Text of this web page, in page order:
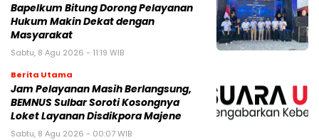
Bapelkum Bitung Dorong Pelayanan
Hukum Makin Dekat dengan
Masyarakat
Sabtu, 8 Agu 2026 - 11:19 WIB
Berita Utama
Jam Pelayanan Masih Berlangsung,
BEMNUS Sulbar Soroti Kosongnya
Loket Layanan Disdikpora Majene
Sabtu, 8 Agu 2026 - 00:07 WIB